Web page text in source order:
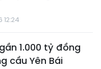
12:24
1.000 tỷ đồng
cầu Yên Bái